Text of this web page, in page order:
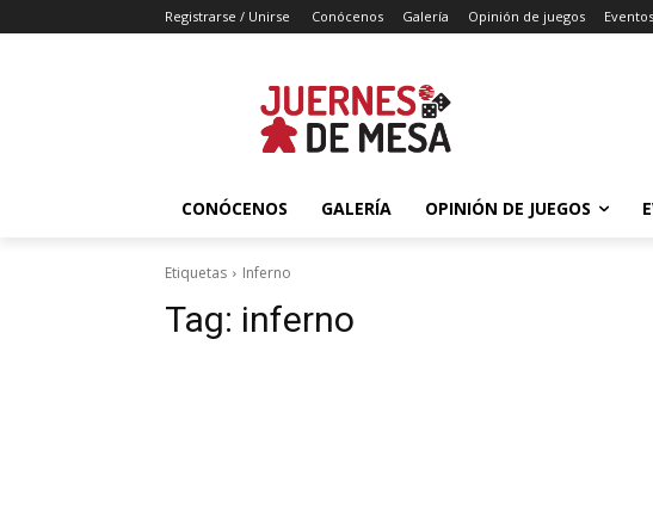
Registrarse / Unirse Conócenos Galería Opinión de juegos Eventos
CONÓCENOS GALERÍA OPINIÓN DE JUEGOS
Etiquetas Inferno
Tag: inferno